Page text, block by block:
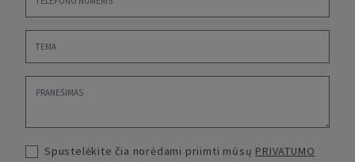
Spustelėkite čia norėdami priimti mūsų PRIVATUMO